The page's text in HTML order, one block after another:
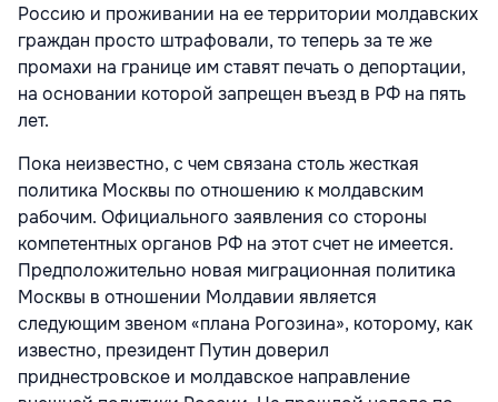
Россию и проживании на ее территории молдавских
граждан просто штрафовали, то теперь за те же
промахи на границе им ставят печать о депортации,
на основании которой запрещен въезд в РФ на пять
лет.
Пока неизвестно, с чем связана столь жесткая
политика Москвы по отношению к молдавским
рабочим. Официального заявления со стороны
компетентных органов РФ на этот счет не имеется.
Предположительно новая миграционная политика
Москвы в отношении Молдавии является
следующим звеном «плана Рогозина», которому, как
известно, президент Путин доверил
приднестровское и молдавское направление